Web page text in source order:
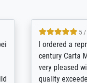
5
The team at
meet its
expert advice
results for the